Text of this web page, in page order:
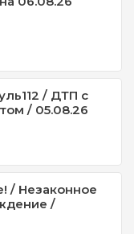
/ ДТП с
/ 05.08.26
/ Незаконное
/